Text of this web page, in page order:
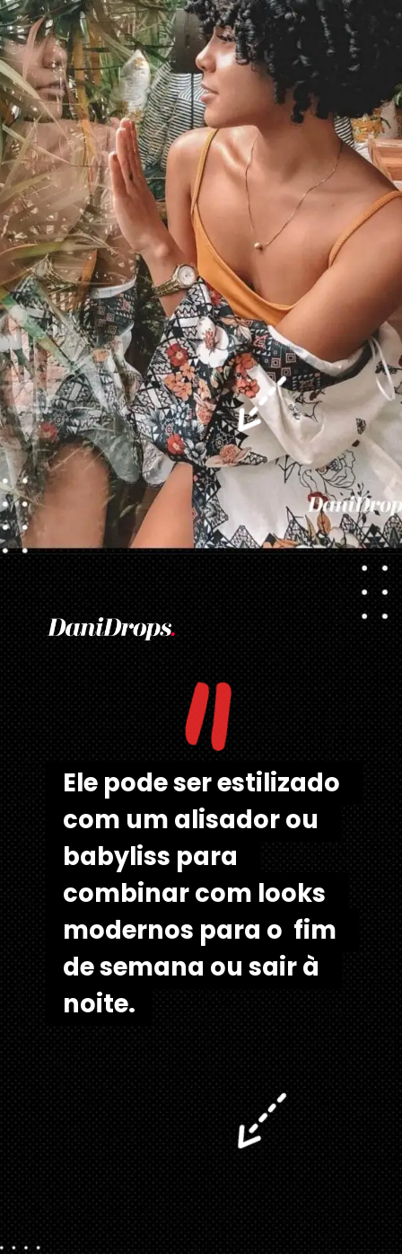
Opening https://danidrops.com.br/corte-de-cabelo-long-bob/
"
Ele pode ser estilizado
com um alisador ou
babyliss para
combinar com looks
modernos para o  fim
de semana ou sair à
noite.
Ele pode ser estilizado
com um alisador ou
babyliss para
combinar com looks
modernos para o  fim
de semana ou sair à
noite.